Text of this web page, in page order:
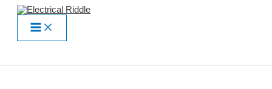
Skip
contentMain
Menu